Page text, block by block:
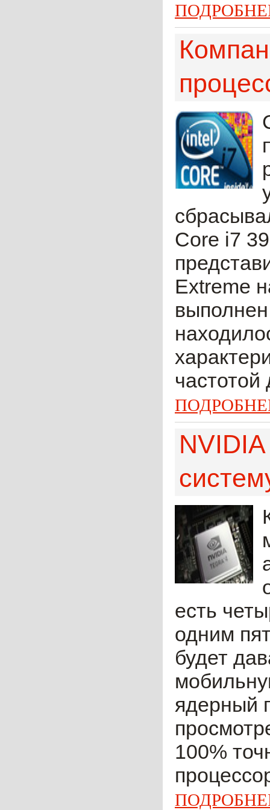
Core i7
Extreme
есть
одним
будет
ядерный
100%